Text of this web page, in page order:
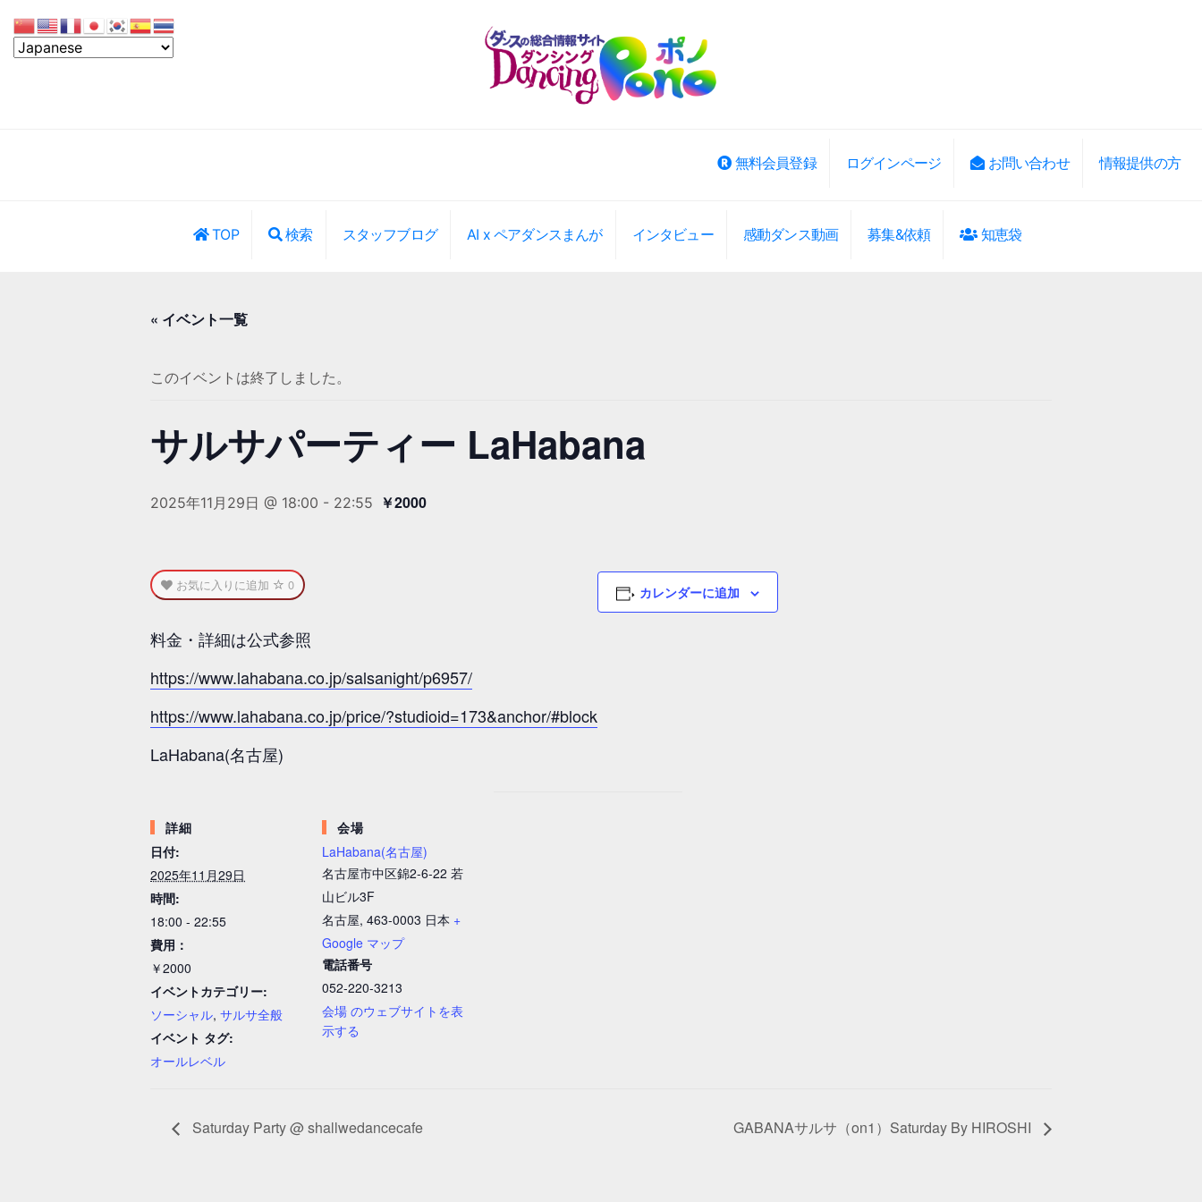
無料会員登録 ログインページ お問い合わせ 情報提供の方
TOP 検索 スタッフブログ AI x ペアダンスまんが インタビュー 感動ダンス動画 募集&依頼 知恵袋
« イベント一覧
このイベントは終了しました。
サルサパーティー LaHabana
2025年11月29日 @ 18:00 - 22:55 ￥2000
お気に入りに追加 0
料金・詳細は公式参照
https://www.lahabana.co.jp/salsanight/p6957/
https://www.lahabana.co.jp/price/?studioid=173&anchor/#block
LaHabana(名古屋)
カレンダーに追加
詳細
日付:
2025年11月29日
時間:
18:00 - 22:55
費用：
￥2000
イベントカテゴリー:
ソーシャル, サルサ全般
イベント タグ:
オールレベル
会場
LaHabana(名古屋)
名古屋市中区錦2-6-22 若
山ビル3F
名古屋, 463-0003 日本 +
Google マップ
電話番号
052-220-3213
会場 のウェブサイトを表
示する
Saturday Party @ shallwedancecafe GABANAサルサ（on1）Saturday By HIROSHI